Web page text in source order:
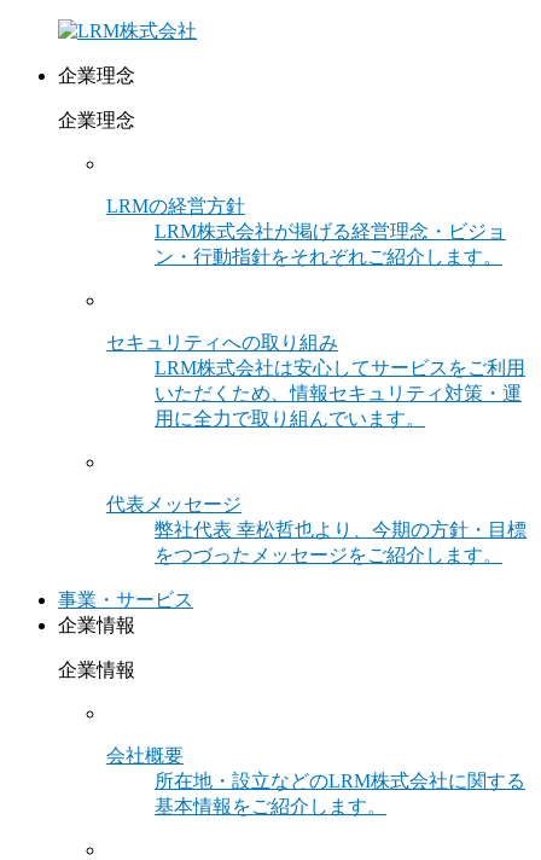
企業理念
企業理念
LRMの経営方針
LRM株式会社が掲げる経営理念・ビジョ
ン・行動指針をそれぞれご紹介します。
セキュリティへの取り組み
LRM株式会社は安心してサービスをご利用
いただくため、情報セキュリティ対策・運
用に全力で取り組んでいます。
代表メッセージ
弊社代表 幸松哲也より、今期の方針・目標
をつづったメッセージをご紹介します。
事業・サービス
企業情報
企業情報
会社概要
所在地・設立などのLRM株式会社に関する
基本情報をご紹介します。